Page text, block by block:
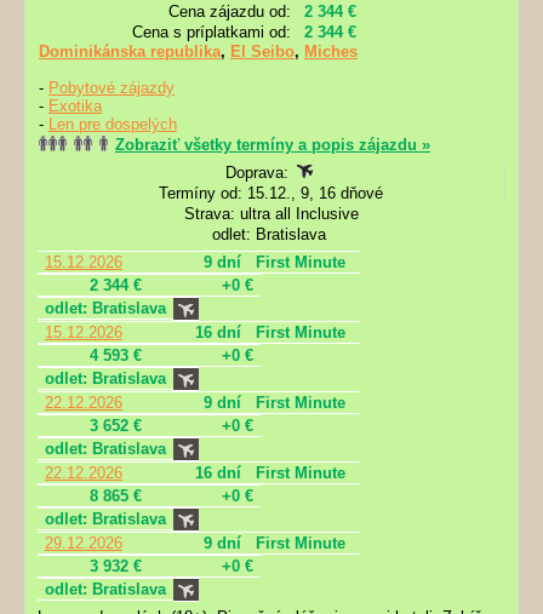
Cena zájazdu od:
2 344 €
Cena s príplatkami od:
2 344 €
Dominikánska republika, El Seibo, Miches
- Pobytové zájazdy
- Exotika
- Len pre dospelých
Zobraziť všetky termíny a popis zájazdu »
Doprava:
Termíny od: 15.12., 9, 16 dňové
Strava: ultra all Inclusive
odlet: Bratislava
15.12.2026
9 dní
First Minute
2 344 €
+0 €
odlet: Bratislava
15.12.2026
16 dní
First Minute
4 593 €
+0 €
odlet: Bratislava
22.12.2026
9 dní
First Minute
3 652 €
+0 €
odlet: Bratislava
22.12.2026
16 dní
First Minute
8 865 €
+0 €
odlet: Bratislava
29.12.2026
9 dní
First Minute
3 932 €
+0 €
odlet: Bratislava